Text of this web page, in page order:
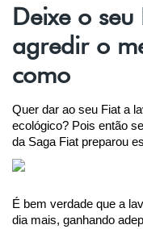
Deixe o
agredir o
como
Quer dar ao seu Fiat a
ecológico? Pois então
da Saga Fiat preparou
É bem verdade que a
dia mais, ganhando